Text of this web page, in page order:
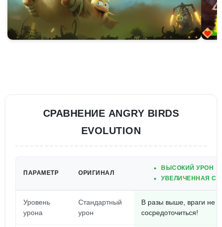
СРАВНЕНИЕ ANGRY BIRDS
EVOLUTION
ПАРАМЕТР ОРИГИНАЛ
ВЫСОКИЙ УРОН
УВЕЛИЧЕННАЯ
Уровень
урона
Стандартный
урон
В разы выше, враги не
сосредоточиться!